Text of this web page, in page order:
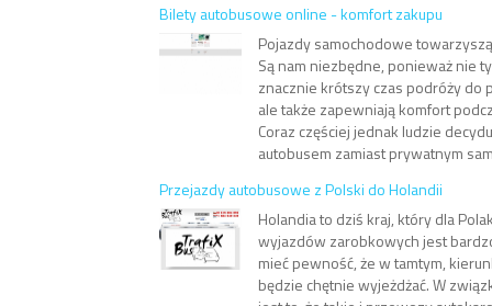
Bilety autobusowe online - komfort zakupu
Pojazdy samochodowe
Są nam niezbędne, ponieważ nie
znacznie krótszy czas podróży do
ale także zapewniają komfort
Coraz częściej jednak ludzie
autobusem zamiast prywatnym
Przejazdy autobusowe z Polski do Holandii
Holandia to dziś kraj, który dla
wyjazdów zarobkowych jest
mieć pewność, że w tamtym,
będzie chętnie wyjeżdżać. W